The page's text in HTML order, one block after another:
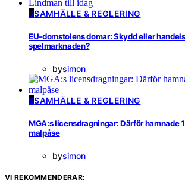
SSAMHÄLLE & REGLERING
EU-domstolens domar: Skydd eller
spelmarknaden?
bysimon
SSAMHÄLLE & REGLERING
MGA:s licensdragningar: Därför hamnade
malpåse
bysimon
VI REKOMMENDERAR: